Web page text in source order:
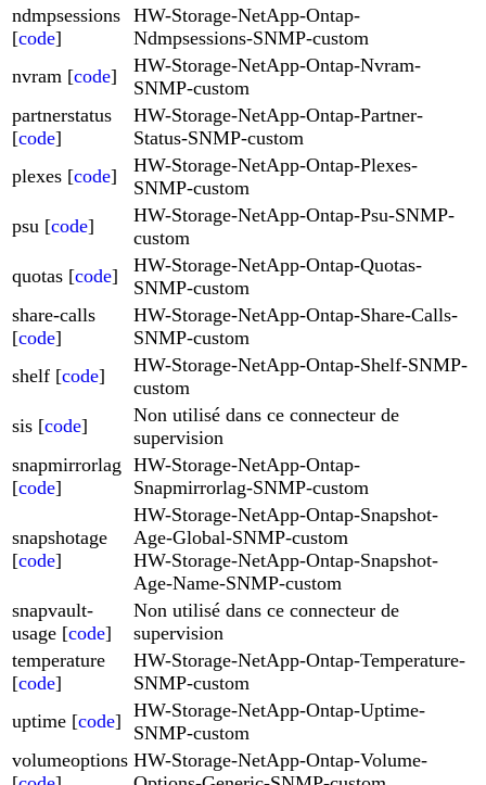
ndmpsessions
[code]
HW-Storage-NetApp-Ontap-
Ndmpsessions-SNMP-custom
nvram [code]
HW-Storage-NetApp-Ontap-Nvram-
SNMP-custom
partnerstatus
[code]
HW-Storage-NetApp-Ontap-Partner-
Status-SNMP-custom
plexes [code]
HW-Storage-NetApp-Ontap-Plexes-
SNMP-custom
psu [code]
HW-Storage-NetApp-Ontap-Psu-SNMP-
custom
quotas [code]
HW-Storage-NetApp-Ontap-Quotas-
SNMP-custom
share-calls
[code]
HW-Storage-NetApp-Ontap-Share-Calls-
SNMP-custom
shelf [code]
HW-Storage-NetApp-Ontap-Shelf-SNMP-
custom
sis [code]
Non utilisé dans ce connecteur de
supervision
snapmirrorlag
[code]
HW-Storage-NetApp-Ontap-
Snapmirrorlag-SNMP-custom
snapshotage
[code]
HW-Storage-NetApp-Ontap-Snapshot-
Age-Global-SNMP-custom
HW-Storage-NetApp-Ontap-Snapshot-
Age-Name-SNMP-custom
snapvault-
usage [code]
Non utilisé dans ce connecteur de
supervision
temperature
[code]
HW-Storage-NetApp-Ontap-Temperature-
SNMP-custom
uptime [code] HW-Storage-NetApp-Ontap-Uptime-
SNMP-custom
volumeoptions HW-Storage-NetApp-Ontap-Volume-